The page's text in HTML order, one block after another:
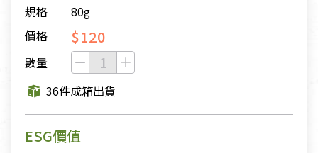
規格
80g
價格
$120
數量
36件成箱出貨
ESG價值